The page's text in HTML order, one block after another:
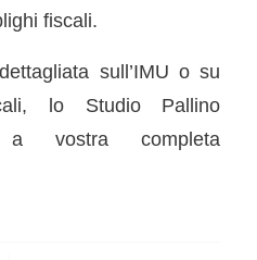
fiscali.
sull’IMU o su
lo Studio Pallino
a vostra completa